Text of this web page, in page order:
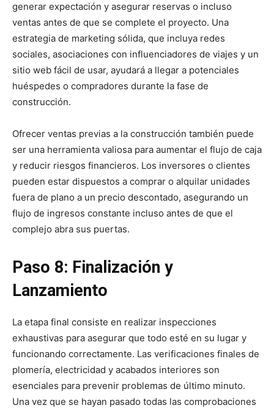
generar expectación y asegurar reservas o incluso
ventas antes de que se complete el proyecto. Una
estrategia de marketing sólida, que incluya redes
sociales, asociaciones con influenciadores de viajes y un
sitio web fácil de usar, ayudará a llegar a potenciales
huéspedes o compradores durante la fase de
construcción.
Ofrecer ventas previas a la construcción también puede
ser una herramienta valiosa para aumentar el flujo de caja
y reducir riesgos financieros. Los inversores o clientes
pueden estar dispuestos a comprar o alquilar unidades
fuera de plano a un precio descontado, asegurando un
flujo de ingresos constante incluso antes de que el
complejo abra sus puertas.
Paso 8: Finalización y
Lanzamiento
La etapa final consiste en realizar inspecciones
exhaustivas para asegurar que todo esté en su lugar y
funcionando correctamente. Las verificaciones finales de
plomería, electricidad y acabados interiores son
esenciales para prevenir problemas de último minuto.
Una vez que se hayan pasado todas las comprobaciones